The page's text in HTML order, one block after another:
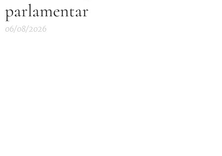
parlamentar
06/08/2026